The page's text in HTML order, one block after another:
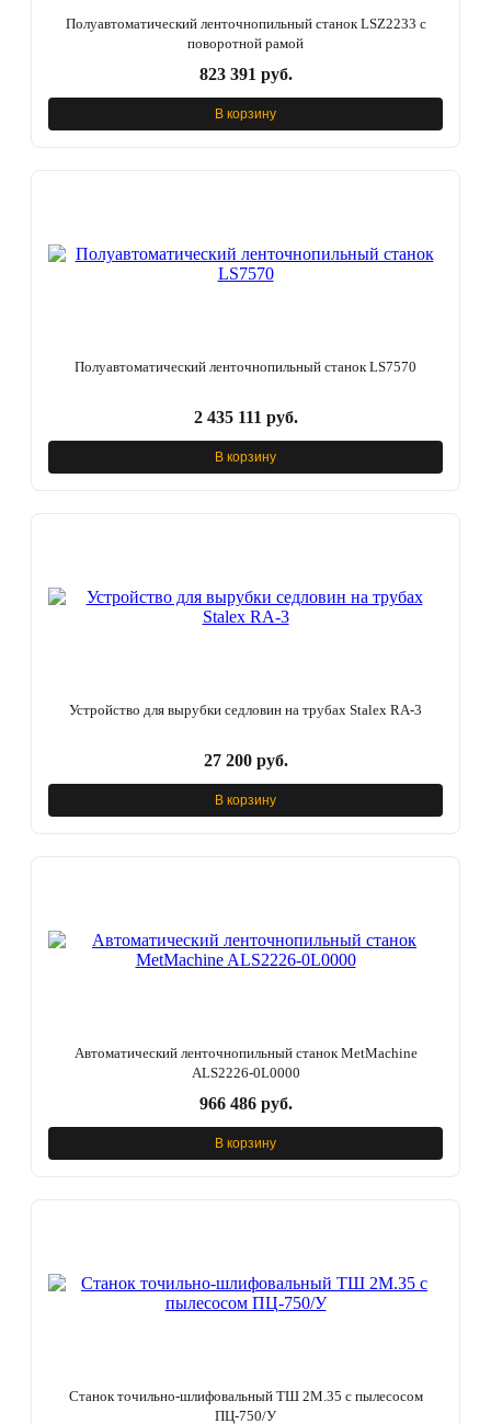
Полуавтоматический ленточнопильный станок LSZ2233 с
поворотной рамой
823 391 руб.
В корзину
Полуавтоматический ленточнопильный станок LS7570
2 435 111 руб.
В корзину
Устройство для вырубки седловин на трубах Stalex RA-3
27 200 руб.
В корзину
Автоматический ленточнопильный станок MetMachine
ALS2226-0L0000
966 486 руб.
В корзину
Станок точильно-шлифовальный ТШ 2М.35 с пылесосом
ПЦ-750/У